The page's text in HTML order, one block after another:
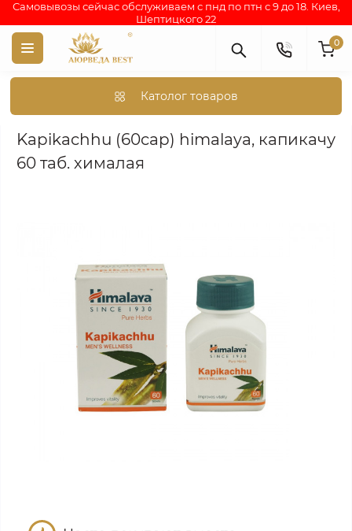
Самовывозы сейчас обслуживаем с пнд по птн с 9 до 18. Киев,
Шептицкого 22
0
Католог товаров
Аюрведа каталог индийских товаров АЮРВЕДИЧЕСКИЕ
Kapikachhu (60cap) himalaya, капикачу
60 таб. хималая